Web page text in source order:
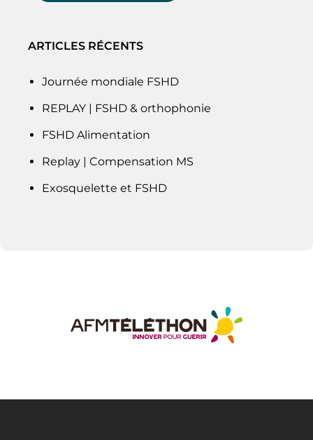
ARTICLES RÉCENTS
Journée mondiale FSHD
REPLAY | FSHD & orthophonie
FSHD Alimentation
Replay | Compensation MS
Exosquelette et FSHD